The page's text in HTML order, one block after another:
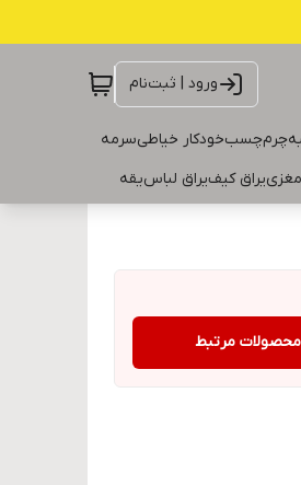
ورود | ثبت‌نام
چرمچسبخودکار خیاطیسرمه
مغزییراق کیفیراق لباسیقه
مرتبط